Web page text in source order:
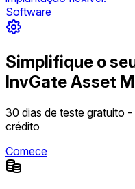
Software
Simplifique o
InvGate Asset
30 dias de teste gratuito
crédito
Comece